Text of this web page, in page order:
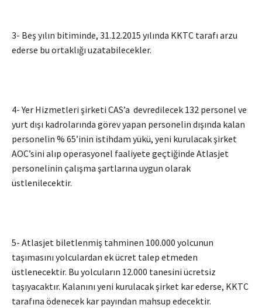
3- Beş yılın bitiminde, 31.12.2015 yılında KKTC tarafı arzu
ederse bu ortaklığı uzatabilecekler.
4- Yer Hizmetleri şirketi CAS’a devredilecek 132 personel ve
yurt dışı kadrolarında görev yapan personelin dışında kalan
personelin % 65’inin istihdam yükü, yeni kurulacak şirket
AOC’sini alıp operasyonel faaliyete geçtiğinde Atlasjet
personelinin çalışma şartlarına uygun olarak
üstlenilecektir.
5- Atlasjet biletlenmiş tahminen 100.000 yolcunun
taşımasını yolculardan ek ücret talep etmeden
üstlenecektir. Bu yolcuların 12.000 tanesini ücretsiz
taşıyacaktır. Kalanını yeni kurulacak şirket kar ederse, KKTC
tarafına ödenecek kar payından mahsup edecektir.